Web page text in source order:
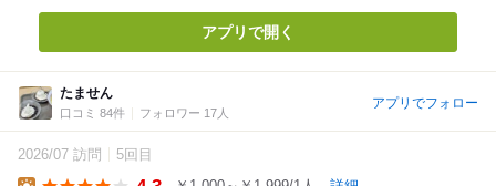
アプリで開く
たません
口コミ 84件 フォロワー 17人
アプリでフォロー
2026/07 訪問 5回目